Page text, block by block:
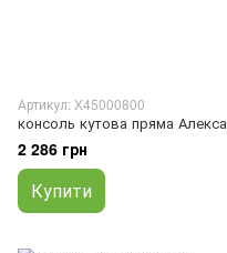
Артикул: X45000800
консоль кутова пряма Алекса
2 286 грн
Купити